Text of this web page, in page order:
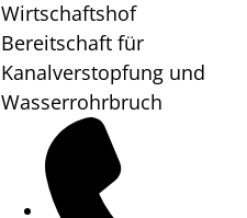
Wirtschaftshof
Bereitschaft für
Kanalverstopfung und
Wasserrohrbruch